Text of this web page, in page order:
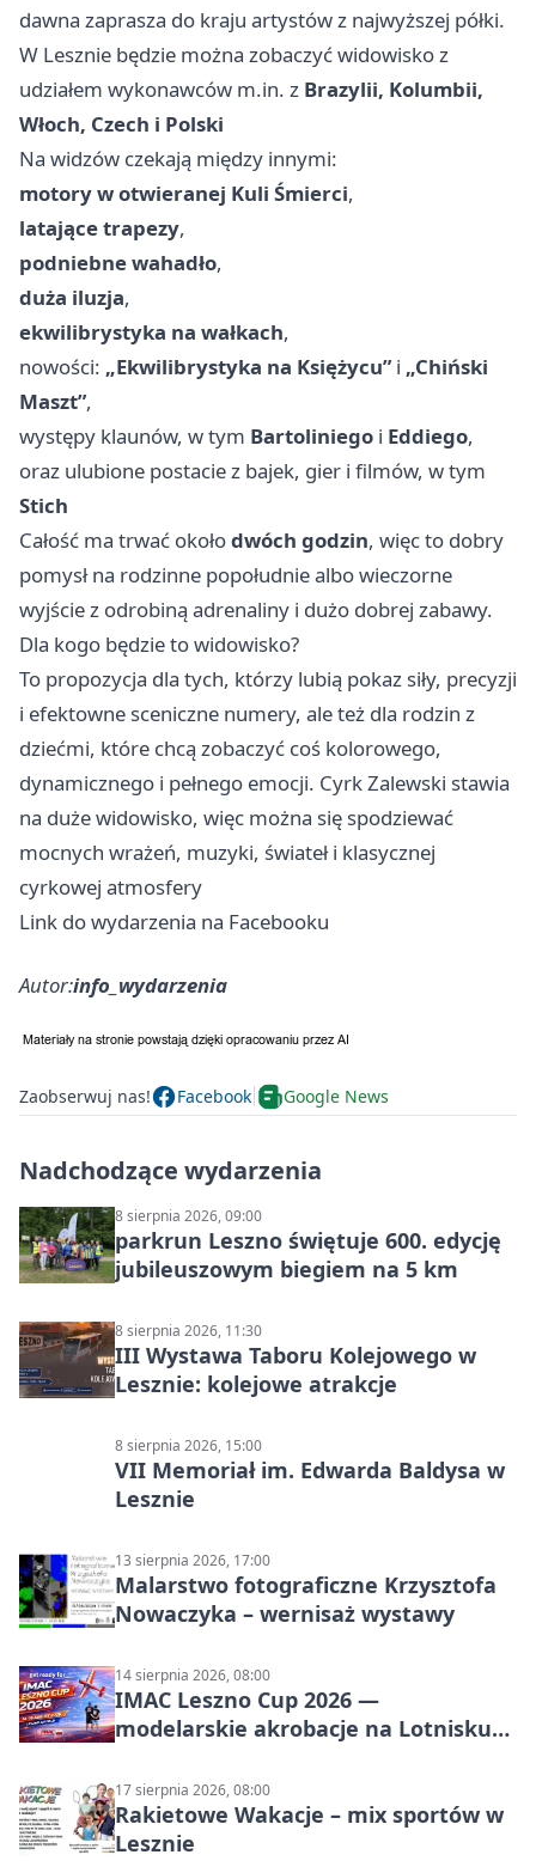
dawna zaprasza do kraju artystów z najwyższej półki.
W Lesznie będzie można zobaczyć widowisko z
udziałem wykonawców m.in. z Brazylii, Kolumbii,
Włoch, Czech i Polski
Na widzów czekają między innymi:
motory w otwieranej Kuli Śmierci,
latające trapezy,
podniebne wahadło,
duża iluzja,
ekwilibrystyka na wałkach,
nowości: „Ekwilibrystyka na Księżycu”i „Chiński
Maszt”,
występy klaunów, w tym Bartoliniego i Eddiego,
oraz ulubione postacie z bajek, gier i filmów, w tym
Stich
Całość ma trwać okołodwóch godzin, więc to dobry
pomysł na rodzinne popołudnie albo wieczorne
wyjście z odrobiną adrenaliny i dużo dobrej zabawy.
Dla kogo będzie to widowisko?
To propozycja dla tych, którzy lubią pokaz siły, precyzji
i efektowne sceniczne numery, ale też dla rodzin z
dziećmi, które chcą zobaczyć coś kolorowego,
dynamicznego i pełnego emocji. Cyrk Zalewski stawia
na duże widowisko, więc można się spodziewać
mocnych wrażeń, muzyki, świateł i klasycznej
cyrkowej atmosfery
Link do wydarzenia na Facebooku
Autor:info_wydarzenia
Zaobserwuj nas! Facebook Google News
Nadchodzące wydarzenia
8 sierpnia 2026, 09:00
parkrun Leszno świętuje 600. edycję
jubileuszowym biegiem na 5 km
8 sierpnia 2026, 11:30
III Wystawa Taboru Kolejowego w
Lesznie: kolejowe atrakcje
8 sierpnia 2026, 15:00
VII Memoriał im. Edwarda Baldysa w
Lesznie
13 sierpnia 2026, 17:00
Malarstwo fotograficzne Krzysztofa
Nowaczyka – wernisaż wystawy
14 sierpnia 2026, 08:00
IMAC Leszno Cup 2026 —
modelarskie akrobacje na Lotnisku
17 sierpnia 2026, 08:00
Rakietowe Wakacje – mix sportów w
Lesznie